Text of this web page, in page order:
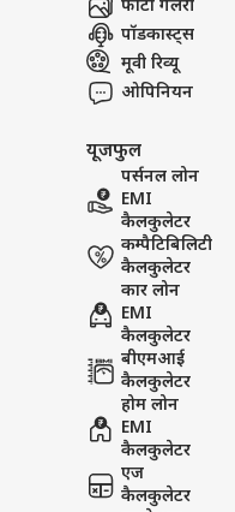
फोटो गैलरी
पॉडकास्ट्स
मूवी रिव्यू
ओपिनियन
यूजफुल
पर्सनल लोन
EMI
कैलकुलेटर
कम्पैटिबिलिटी
कैलकुलेटर
कार लोन
EMI
कैलकुलेटर
बीएमआई
कैलकुलेटर
होम लोन
EMI
कैलकुलेटर
एज
कैलकुलेटर